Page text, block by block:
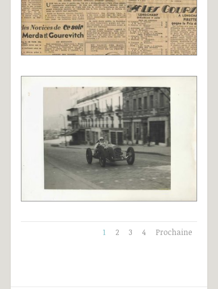
1 2 3 4 Prochaine